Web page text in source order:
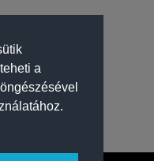
a